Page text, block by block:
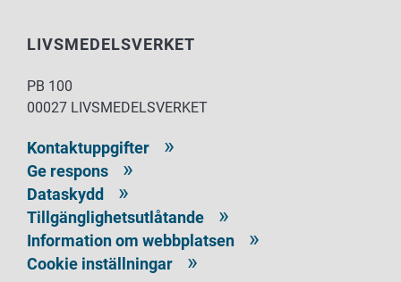
LIVSMEDELSVERKET
PB 100
00027 LIVSMEDELSVERKET
Kontaktuppgifter
Ge respons
Dataskydd
Tillgänglighetsutlåtande
Information om webbplatsen
Cookie inställningar